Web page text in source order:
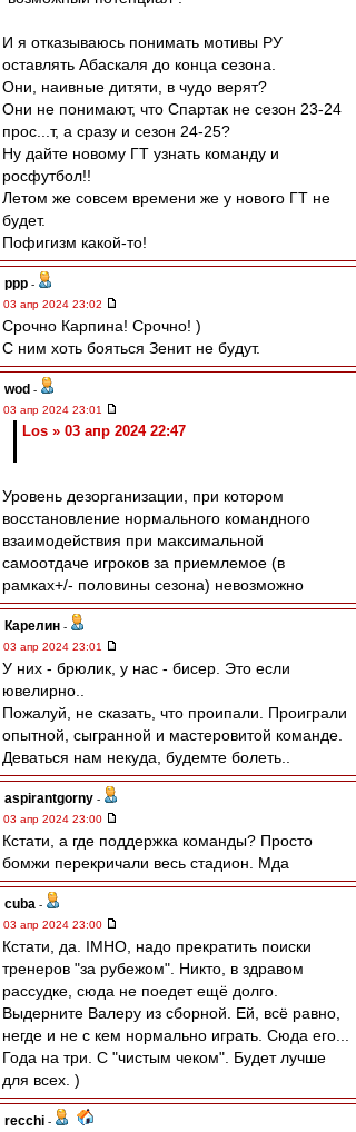
И я отказываюсь понимать мотивы РУ
оставлять Абаскаля до конца сезона.
Они, наивные дитяти, в чудо верят?
Они не понимают, что Спартак не сезон 23-24
прос...т, а сразу и сезон 24-25?
Ну дайте новому ГТ узнать команду и
росфутбол!!
Летом же совсем времени же у нового ГТ не
будет.
Пофигизм какой-то!
ppp -
03 апр 2024 23:02
Срочно Карпина! Срочно! )
С ним хоть бояться Зенит не будут.
wod -
03 апр 2024 23:01
Los » 03 апр 2024 22:47
Уровень дезорганизации, при котором
восстановление нормального командного
взаимодействия при максимальной
самоотдаче игроков за приемлемое (в
рамках+/- половины сезона) невозможно
Карелин -
03 апр 2024 23:01
У них - брюлик, у нас - бисер. Это если
ювелирно..
Пожалуй, не сказать, что проипали. Проиграли
опытной, сыгранной и мастеровитой команде.
Деваться нам некуда, будемте болеть..
aspirantgorny -
03 апр 2024 23:00
Кстати, а где поддержка команды? Просто
бомжи перекричали весь стадион. Мда
cuba -
03 апр 2024 23:00
Кстати, да. IMHO, надо прекратить поиски
тренеров "за рубежом". Никто, в здравом
рассудке, сюда не поедет ещё долго.
Выдерните Валеру из сборной. Ей, всё равно,
негде и не с кем нормально играть. Сюда его...
Года на три. С "чистым чеком". Будет лучше
для всех. )
recchi -